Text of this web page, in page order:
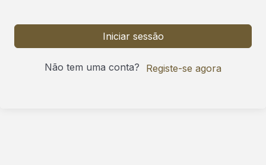
Iniciar sessão
Não tem uma conta? Registe-se agora